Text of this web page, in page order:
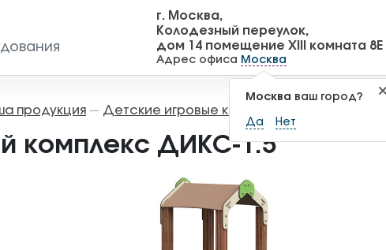
г. Москва,
Колодезный переулок,
дом 14 помещение XIII комната 8Е
Адрес офиса Москва
Москва ваш город?
Да Нет
продукция — Детские игровые комплексы Игровые
комплекс ДИКС-1.5